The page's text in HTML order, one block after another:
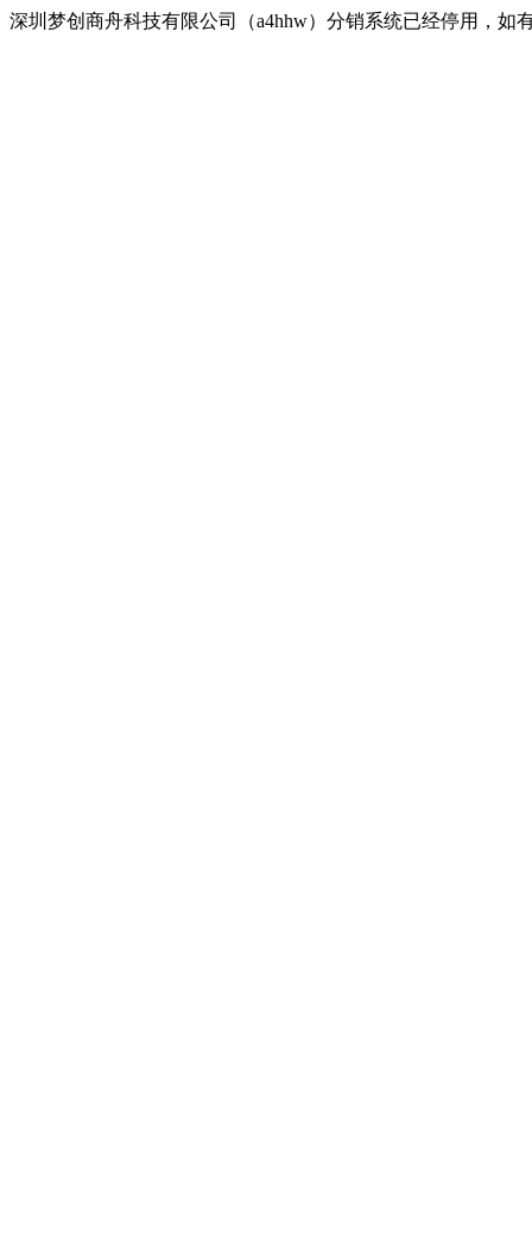
深圳梦创商舟科技有限公司（a4hhw）分销系统已经停用，如